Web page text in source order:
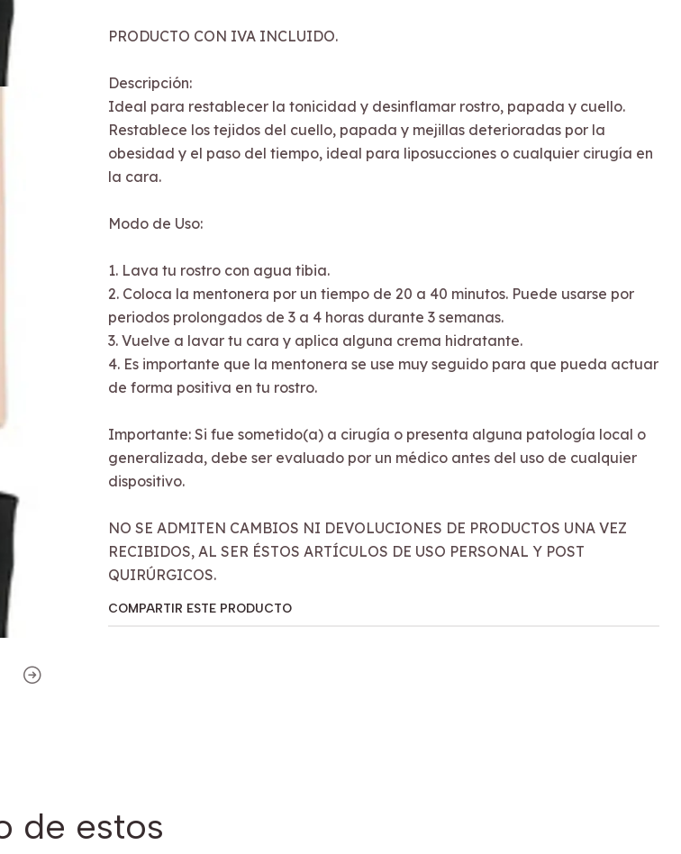
PRODUCTO CON IVA INCLUIDO.
Descripción:
Ideal para restablecer la tonicidad y desinflamar rostro, papada y cuello.
Restablece los tejidos del cuello, papada y mejillas deterioradas por la
obesidad y el paso del tiempo, ideal para liposucciones o cualquier cirugía en
la cara.
Modo de Uso:
1. Lava tu rostro con agua tibia.
2. Coloca la mentonera por un tiempo de 20 a 40 minutos. Puede usarse por
periodos prolongados de 3 a 4 horas durante 3 semanas.
3. Vuelve a lavar tu cara y aplica alguna crema hidratante.
4. Es importante que la mentonera se use muy seguido para que pueda actuar
de forma positiva en tu rostro.
Importante: Si fue sometido(a) a cirugía o presenta alguna patología local o
generalizada, debe ser evaluado por un médico antes del uso de cualquier
dispositivo.
NO SE ADMITEN CAMBIOS NI DEVOLUCIONES DE PRODUCTOS UNA VEZ
RECIBIDOS, AL SER ÉSTOS ARTÍCULOS DE USO PERSONAL Y POST
QUIRÚRGICOS.
COMPARTIR ESTE PRODUCTO
de estos